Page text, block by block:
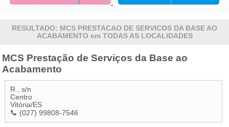
RESULTADO: MCS PRESTACAO DE SERVICOS DA BASE AO
ACABAMENTO em TODAS AS LOCALIDADES
MCS Prestação de Serviços da Base ao
Acabamento
R., s/n
Centro
Vitória/ES
(027) 99808-7546